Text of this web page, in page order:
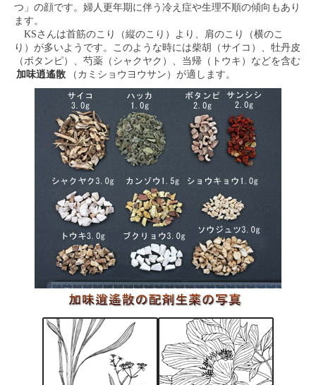
つ」の顔です。婦人更年期に伴う冷え症や生理不順の傾向もあり
ます。
KSさんは首筋のこり（縦のこり）より、肩のこり（横のこ
り）が多いようです。このような時には柴胡（サイコ）、牡丹皮
（ボタンピ）、芍薬（シャクヤク）、当帰（トウキ）などを含む
加味逍遙散
（カミショウヨウサン）が適します。